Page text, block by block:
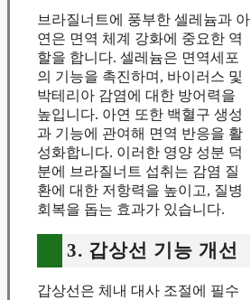
브라질너트에 풍부한 셀레늄과 아
연은 면역 체계 강화에 중요한 역
할을 합니다. 셀레늄은 면역세포
의 기능을 촉진하며, 바이러스 및
박테리아 감염에 대한 방어력을
높입니다. 아연 또한 백혈구 생성
과 기능에 관여해 면역 반응을 활
성화합니다. 이러한 영양 성분 덕
분에 브라질너트 섭취는 감염 질
환에 대한 저항력을 높이고, 질병
회복을 돕는 효과가 있습니다.
3. 갑상선 기능 개선
갑상선은 체내 대사 조절에 필수